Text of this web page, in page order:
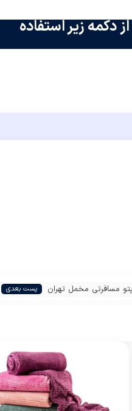
زیر استفاده
مسافرتی مخمل تهران پست بعدی